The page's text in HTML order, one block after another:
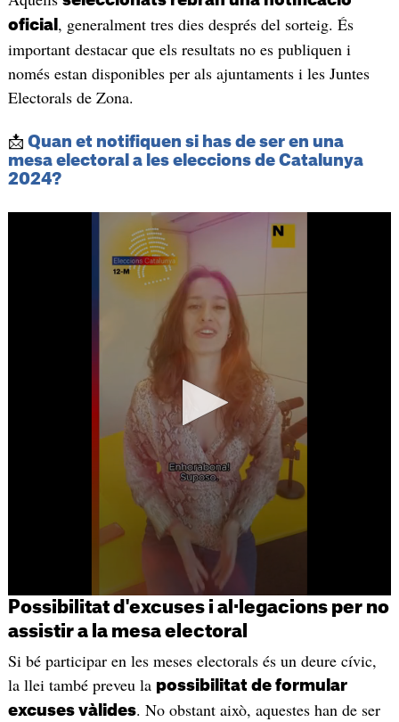
oficial , generalment tres dies després del sorteig. És
important destacar que els resultats no es publiquen i
només estan disponibles per als ajuntaments i les Juntes
Electorals de Zona.
📩 Quan et notifiquen si has de ser en una
mesa electoral a les eleccions de Catalunya
2024?
Possibilitat d'excuses i al·legacions per no
assistir a la mesa electoral
Si bé participar en les meses electorals és un deure cívic,
la llei també preveu la possibilitat de formular
excuses vàlides. No obstant això, aquestes han de ser